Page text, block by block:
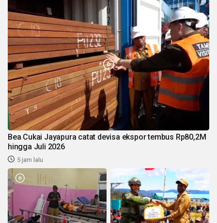
Bea Cukai Jayapura catat devisa ekspor tembus Rp80,2M
hingga Juli 2026
5 jam lalu